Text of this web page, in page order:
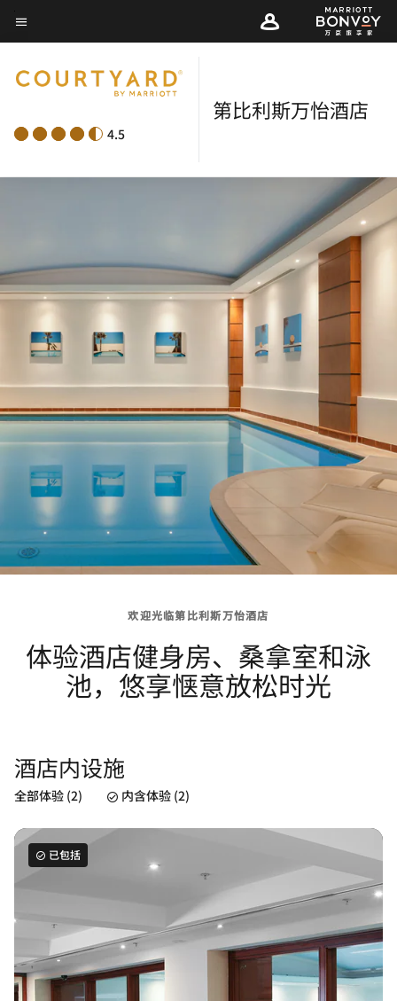
Skip
to
content
菜单文本
4.5
第比利斯万怡酒店
欢迎光临第比利斯万怡酒店
体验酒店健身房、桑拿室和泳
池，悠享惬意放松时光
酒店内设施
全部体验 (2) 内含体验 (2)
已包括